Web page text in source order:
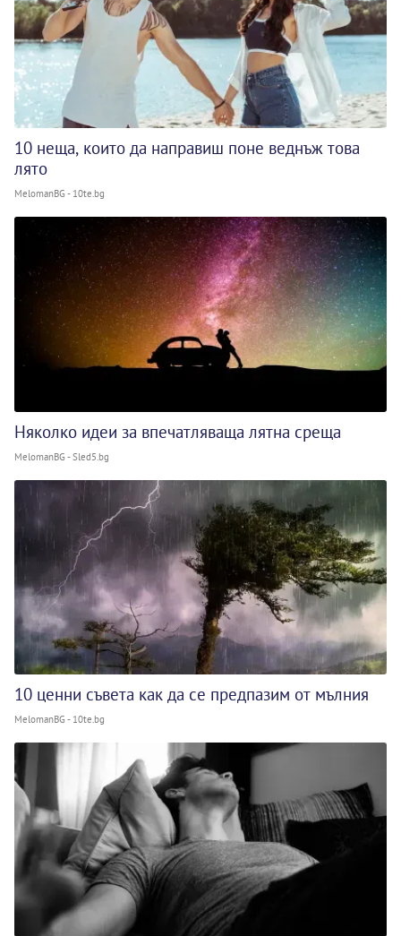
10 неща, които да направиш поне веднъж това
лято
MelomanBG - 10te.bg
Няколко идеи за впечатляваща лятна среща
MelomanBG - Sled5.bg
10 ценни съвета как да се предпазим от мълния
MelomanBG - 10te.bg